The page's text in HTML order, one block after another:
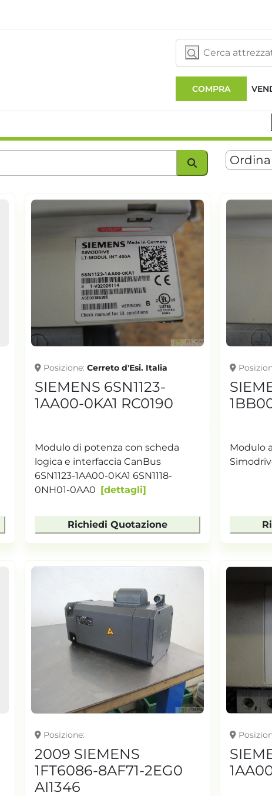
COMPRA
Posizione Cerreto d'Esi. Italia
SIEMENS 6SN1123-
1AA00-0KA1 RC0190
Modulo di potenza con scheda
logica e interfaccia CanBus
6SN1123-1AA00-0KA1 6SN1118-
0NH01-0AA0
dettagli
Richiedi Quotazione
Modulo
Posizione
2009 SIEMENS
1FT6086-8AF71-2EG0
AI1346